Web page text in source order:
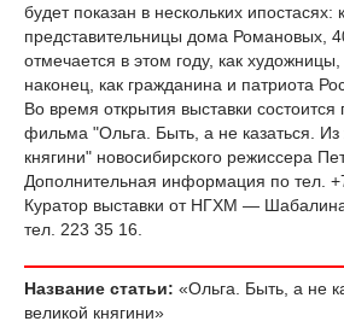
будет показан в нескольких ипостасях:
представительницы дома Романовых,
отмечается в этом году, как
наконец, как гражданина и патриота
Во время открытия выставки
фильма "Ольга. Быть, а не казаться. Из
княгини" новосибирского режиссера
Дополнительная информация по тел.
Куратор выставки от НГХМ —
тел. 223 35 16.
Название статьи: «Ольга. Быть, а не
великой княгини»